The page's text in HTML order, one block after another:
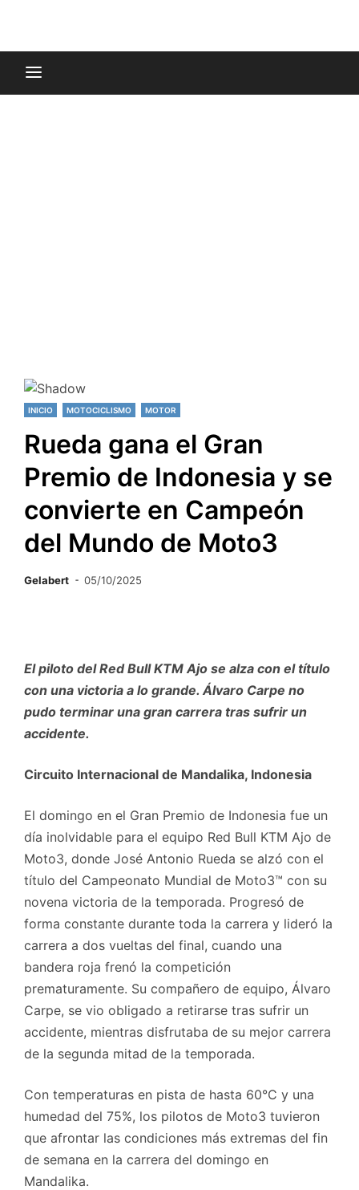
INICIO MOTOCICLISMO MOTOR
Rueda gana el Gran
Premio de Indonesia y se
convierte en Campeón
del Mundo de Moto3
Gelabert 05/10/2025
El piloto del Red Bull KTM Ajo se alza con el título
con una victoria a lo grande. Álvaro Carpe no
pudo terminar una gran carrera tras sufrir un
accidente.
Circuito Internacional de Mandalika, Indonesia
El domingo en el Gran Premio de Indonesia fue un
día inolvidable para el equipo Red Bull KTM Ajo de
Moto3, donde José Antonio Rueda se alzó con el
título del Campeonato Mundial de Moto3™ con su
novena victoria de la temporada. Progresó de
forma constante durante toda la carrera y lideró la
carrera a dos vueltas del final, cuando una
bandera roja frenó la competición
prematuramente. Su compañero de equipo, Álvaro
Carpe, se vio obligado a retirarse tras sufrir un
accidente, mientras disfrutaba de su mejor carrera
de la segunda mitad de la temporada.
Con temperaturas en pista de hasta 60°C y una
humedad del 75%, los pilotos de Moto3 tuvieron
que afrontar las condiciones más extremas del fin
de semana en la carrera del domingo en
Mandalika.